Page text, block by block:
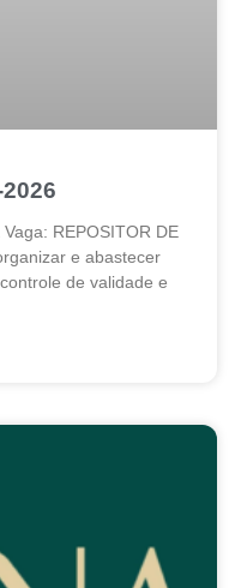
REPOSITOR DE
e abastecer
de validade e